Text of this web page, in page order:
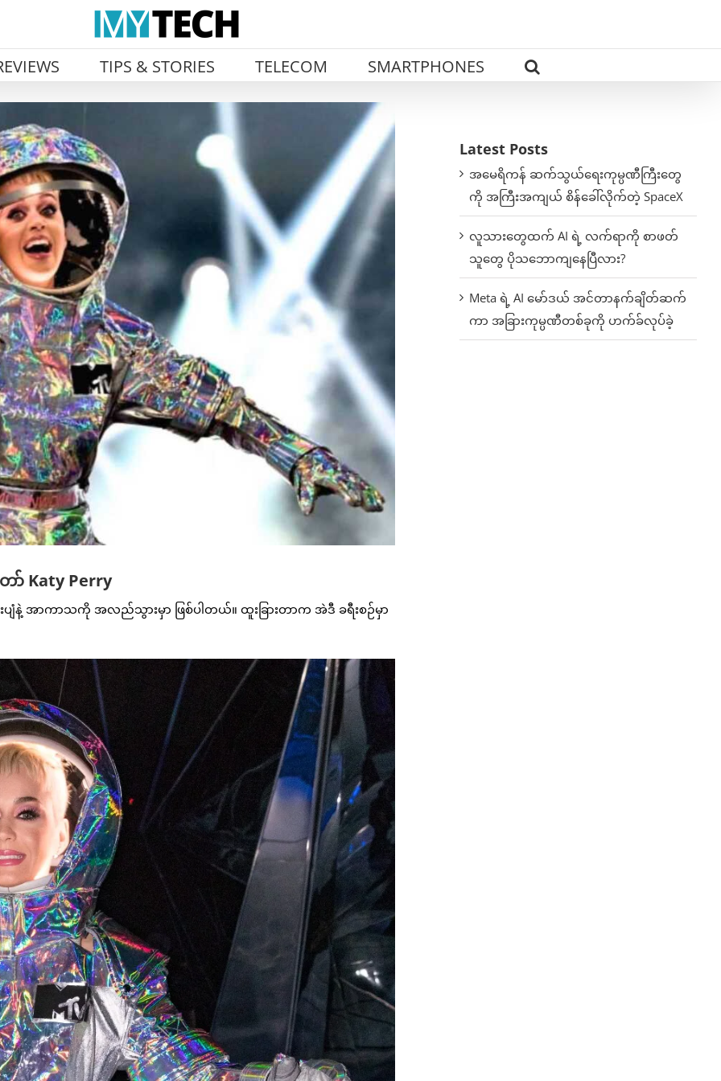
TIPS & STORIES TELECOM SMARTPHONES
Katy Perry
ဒုံးပျံနဲ့ အာကာသကို အလည်သွားမှာ ဖြစ်ပါတယ်။ ထူးခြားတာက အဲဒီ ခရီးစဉ်မှာ
Latest Posts
အမေရိကန် ဆက်သွယ်ရေးကုမ္ပဏီကြီးတွေ
ကို အကြီးအကျယ် စိန်ခေါ်လိုက်တဲ့ SpaceX
လူသားတွေထက် AI ရဲ့ လက်ရာကို စာဖတ်
သူတွေ ပိုသဘောကျနေပြီလား?
Meta ရဲ့ AI မော်ဒယ် အင်တာနက်ချိတ်ဆက်
ကာ အခြားကုမ္ပဏီတစ်ခုကို ဟက်ခ်လုပ်ခဲ့